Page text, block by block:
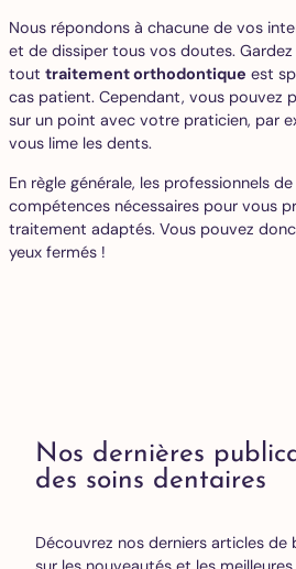
Nous répondons à chacune de vos
et de dissiper tous vos doutes.
tout traitement orthodontique est
cas patient. Cependant, vous pouvez
sur un point avec votre praticien, par
vous lime les dents.
En règle générale, les professionnels
compétences nécessaires pour vous
traitement adaptés. Vous pouvez
yeux fermés !
Nos dernières
des soins dentaires
Découvrez nos derniers articles